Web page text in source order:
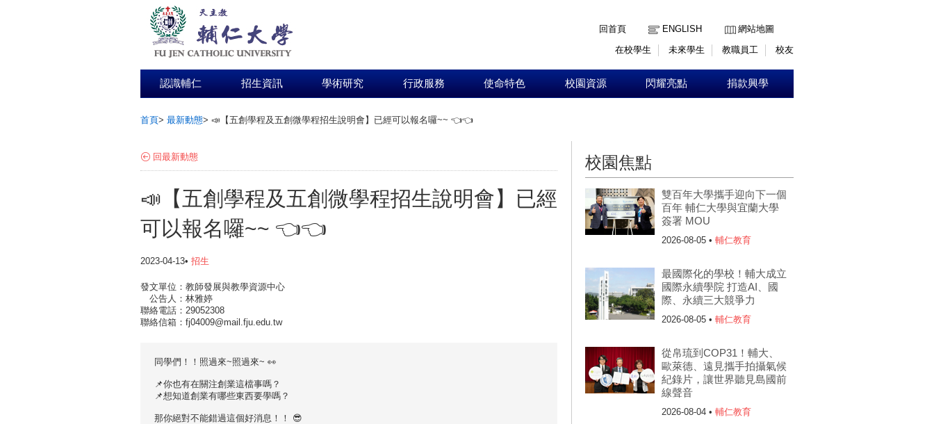
回首頁
ENGLISH
網站地圖
在校學生
未來學生 教職員工 校友
認識輔仁 招生資訊 學術研究 行政服務 使命特色 校園資源 閃耀亮點 捐款興學
首頁> 最新動態> 📣【五創學程及五創微學程招生說明會】已經可以報名囉~~ 👈👈
回最新動態
📣【五創學程及五創微學程招生說明會】已經
可以報名囉~~ 👈👈
2023-04-13• 招生
發文單位：教師發展與教學資源中心
公告人：林雅婷
聯絡電話：29052308
聯絡信箱：fj04009@mail.fju.edu.tw
同學們！！照過來~照過來~ 👀
📌你也有在關注創業這檔事嗎？
📌想知道創業有哪些東西要學嗎？
那你絕對不能錯過這個好消息！！ 😎
校園焦點
雙百年大學攜手迎向下一個
百年 輔仁大學與宜蘭大學
簽署 MOU
2026-08-05 • 輔仁教育
最國際化的學校！輔大成立
國際永續學院 打造AI、國
際、永續三大競爭力
2026-08-05 • 輔仁教育
從帛琉到COP31！輔大、
歐萊德、遠見攜手拍攝氣候
紀錄片，讓世界聽見島國前
線聲音
2026-08-04 • 輔仁教育